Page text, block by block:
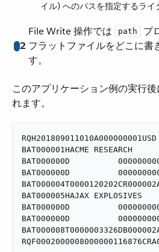
イル) へのパスを指定するライ
2
File Write 操作では ​ path
プ
フラットファイルをどこに書
す。
このアプリケーション例の実行
れます。
RQH201809011010A000000001USD
BAT000001HACME
BAT000000D
BAT000000D
BAT000005HAJAX
BAT000000D
BAT000000D